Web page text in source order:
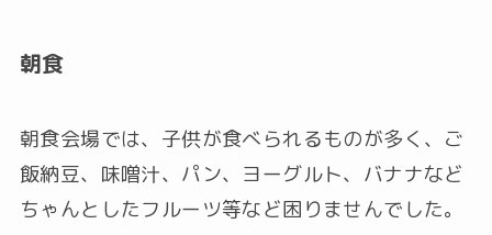
朝食
朝食会場では、子供が食べられるものが多く、ご
飯納豆、味噌汁、パン、ヨーグルト、バナナなど
ちゃんとしたフルーツ等など困りませんでした。